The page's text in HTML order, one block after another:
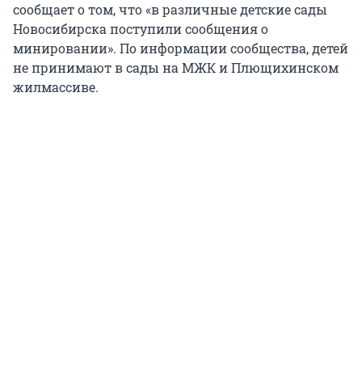
сообщает о том, что «в различные детские сады
Новосибирска поступили сообщения о
минировании». По информации сообщества, детей
не принимают в сады на МЖК и Плющихинском
жилмассиве.